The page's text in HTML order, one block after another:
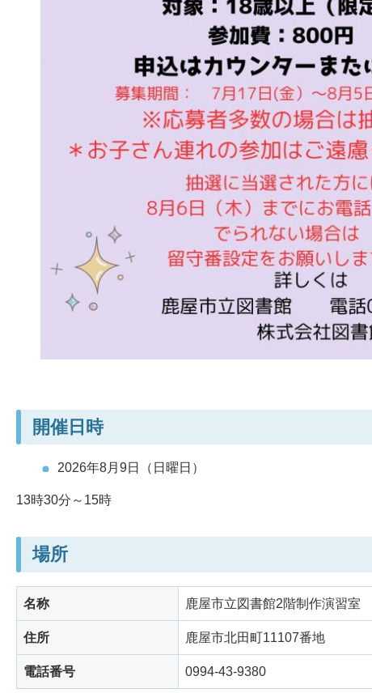
開催日時
2026年8月9日（日曜日）
13時30分～15時
場所
名称 鹿屋市立図書館2階制作演習室
住所 鹿屋市北田町11107番地
電話番号 0994-43-9380